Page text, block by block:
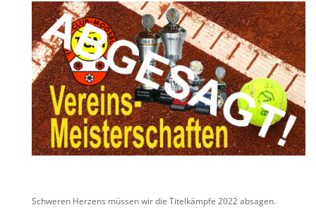
Schweren Herzens müssen wir die Titelkämpfe 2022 absagen.